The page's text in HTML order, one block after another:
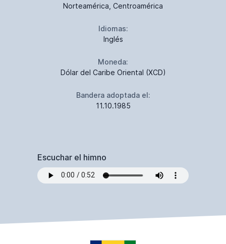
Norteamérica, Centroamérica
Idiomas:
Inglés
Moneda:
Dólar del Caribe Oriental (XCD)
Bandera adoptada el:
11.10.1985
Escuchar el himno